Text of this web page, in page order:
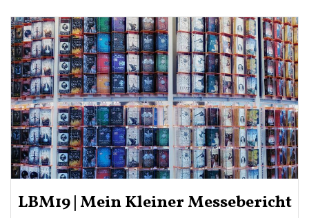
LBM19 | Mein Kleiner Messebericht